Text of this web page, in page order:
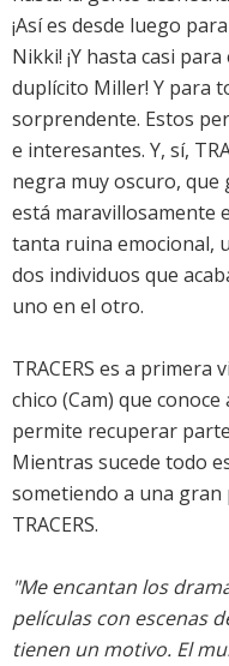
¡Así es desde luego
Nikki! ¡Y hasta casi
duplícito Miller! Y para
sorprendente. Estos
e interesantes. Y, sí,
negra muy oscuro,
está maravillosamente
tanta ruina emocional,
dos individuos que
uno en el otro.
TRACERS es a
chico (Cam) que
permite recuperar
Mientras sucede todo
sometiendo a una gran
TRACERS.
"Me encantan los
películas con escenas
tienen un motivo. El